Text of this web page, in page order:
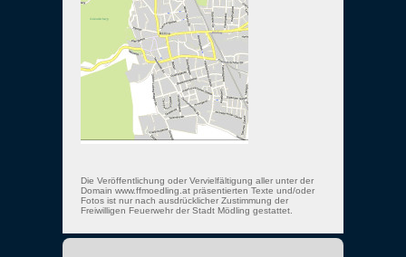
Die Veröffentlichung oder Vervielfältigung aller unter der
Domain www.ffmoedling.at präsentierten Texte und/oder
Fotos ist nur nach ausdrücklicher Zustimmung der
Freiwilligen Feuerwehr der Stadt Mödling gestattet.